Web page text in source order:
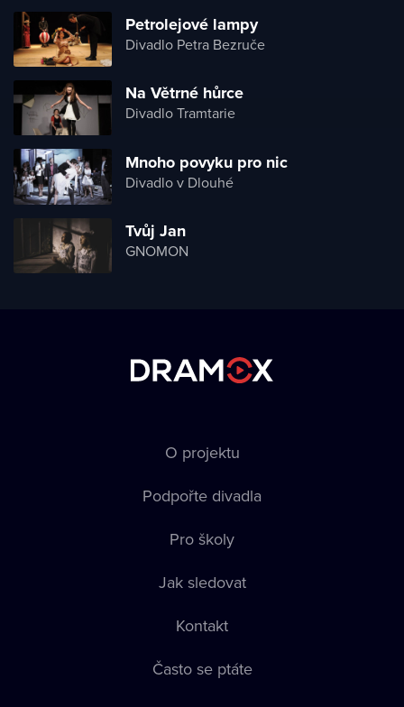
Petrolejové lampy
Divadlo Petra Bezruče
Na Větrné hůrce
Divadlo Tramtarie
Mnoho povyku pro nic
Divadlo v Dlouhé
Tvůj Jan
GNOMON
O projektu
Podpořte divadla
Pro školy
Jak sledovat
Kontakt
Často se ptáte